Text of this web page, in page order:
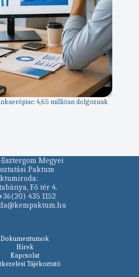
4,65 millióan dolgoznak
Megyei
Paktum
Fő tér 4.
435 1152
Dokumentumok
Hírek
Kapcsolat
Tájékoztató